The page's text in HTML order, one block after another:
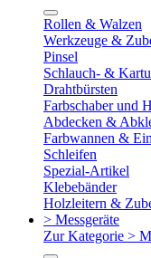
Rollen & Walzen
Werkzeuge &
Pinsel
Schlauch- &
Drahtbürsten
Farbschaber und
Abdecken &
Farbwannen &
Schleifen
Spezial-Artikel
Klebebänder
Holzleitern &
> Messgeräte
Zur Kategorie >